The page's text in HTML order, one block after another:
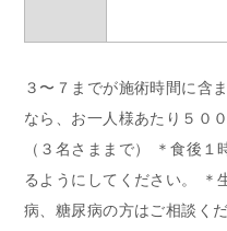
３〜７までが施術時間に含
なら、お一人様あたり５０
（３名さままで） ＊食後
るようにしてください。 ＊
病、糖尿病の方はご相談